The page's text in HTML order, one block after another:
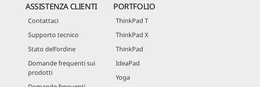
ASSISTENZA CLIENTI
Contattaci
Supporto tecnico
Stato dell'ordine
Domande frequenti sui
prodotti
PORTFOLIO
ThinkPad T
ThinkPad X
ThinkPad
IdeaPad
Yoga